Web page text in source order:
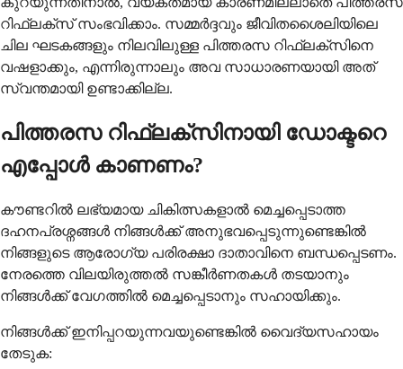
റിഫ്ലക്സ് സംഭവിക്കാം. സമ്മർദ്ദവും ജീവിതശൈലിയിലെ
ചില ഘടകങ്ങളും നിലവിലുള്ള പിത്തരസ റിഫ്ലക്സിനെ
വഷളാക്കും, എന്നിരുന്നാലും അവ സാധാരണയായി അത്
സ്വന്തമായി ഉണ്ടാക്കില്ല.
പിത്തരസ റിഫ്ലക്സിനായി ഡോക്ടറെ
എപ്പോൾ കാണണം?
കൗണ്ടറിൽ ലഭ്യമായ ചികിത്സകളാൽ മെച്ചപ്പെടാത്ത
ദഹനപ്രശ്നങ്ങൾ നിങ്ങൾക്ക് അനുഭവപ്പെടുന്നുണ്ടെങ്കിൽ
നിങ്ങളുടെ ആരോഗ്യ പരിരക്ഷാ ദാതാവിനെ ബന്ധപ്പെടണം.
നേരത്തെ വിലയിരുത്തൽ സങ്കീർണതകൾ തടയാനും
നിങ്ങൾക്ക് വേഗത്തിൽ മെച്ചപ്പെടാനും സഹായിക്കും.
നിങ്ങൾക്ക് ഇനിപ്പറയുന്നവയുണ്ടെങ്കിൽ വൈദ്യസഹായം
തേടുക: